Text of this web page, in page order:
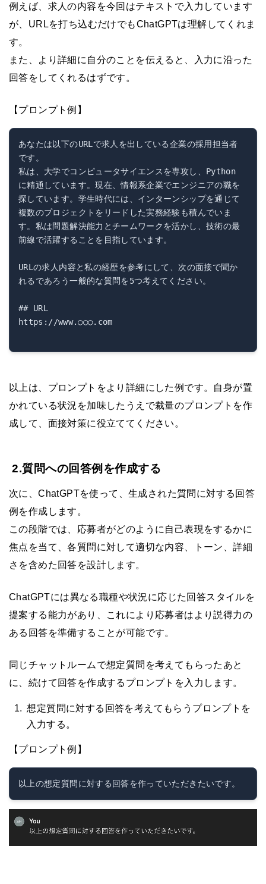
例えば、求人の内容を今回はテキストで入力しています
が、URLを打ち込むだけでもChatGPTは理解してくれま
す。
また、より詳細に自分のことを伝えると、入力に沿った
回答をしてくれるはずです。
【プロンプト例】
あなたは以下のURLで求人を出している企業の採用担当者
です。
私は、大学でコンピュータサイエンスを専攻し、Python
に精通しています。現在、情報系企業でエンジニアの職を
探しています。学生時代には、インターンシップを通じて
複数のプロジェクトをリードした実務経験も積んでいま
す。私は問題解決能力とチームワークを活かし、技術の最
前線で活躍することを目指しています。
URLの求人内容と私の経歴を参考にして、次の面接で聞か
れるであろう一般的な質問を5つ考えてください。
## URL
https://www.○○○.com
以上は、プロンプトをより詳細にした例です。自身が置
かれている状況を加味したうえで裁量のプロンプトを作
成して、面接対策に役立ててください。
2.質問への回答例を作成する
次に、ChatGPTを使って、生成された質問に対する回答
例を作成します。
この段階では、応募者がどのように自己表現をするかに
焦点を当て、各質問に対して適切な内容、トーン、詳細
さを含めた回答を設計します。
ChatGPTには異なる職種や状況に応じた回答スタイルを
提案する能力があり、これにより応募者はより説得力の
ある回答を準備することが可能です。
同じチャットルームで想定質問を考えてもらったあと
に、続けて回答を作成するプロンプトを入力します。
想定質問に対する回答を考えてもらうプロンプトを
入力する。
【プロンプト例】